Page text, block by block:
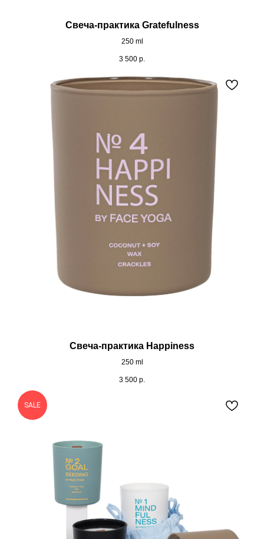
Свеча-практика Gratefulness
250 ml
3 500 р.
Свеча-практика Happiness
250 ml
3 500 р.
SALE